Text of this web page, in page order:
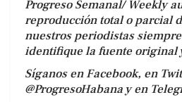
Progreso Semanal/ Weekly
reproducción total o parcial
nuestros periodistas
identifique la fuente original
Síganos en Facebook, en
@ProgresoHabana y en